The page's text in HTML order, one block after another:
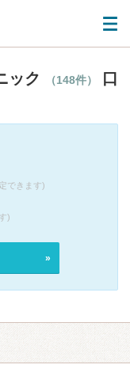
ック （148件）
口
できます)
)